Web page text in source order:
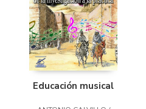
Educación musical